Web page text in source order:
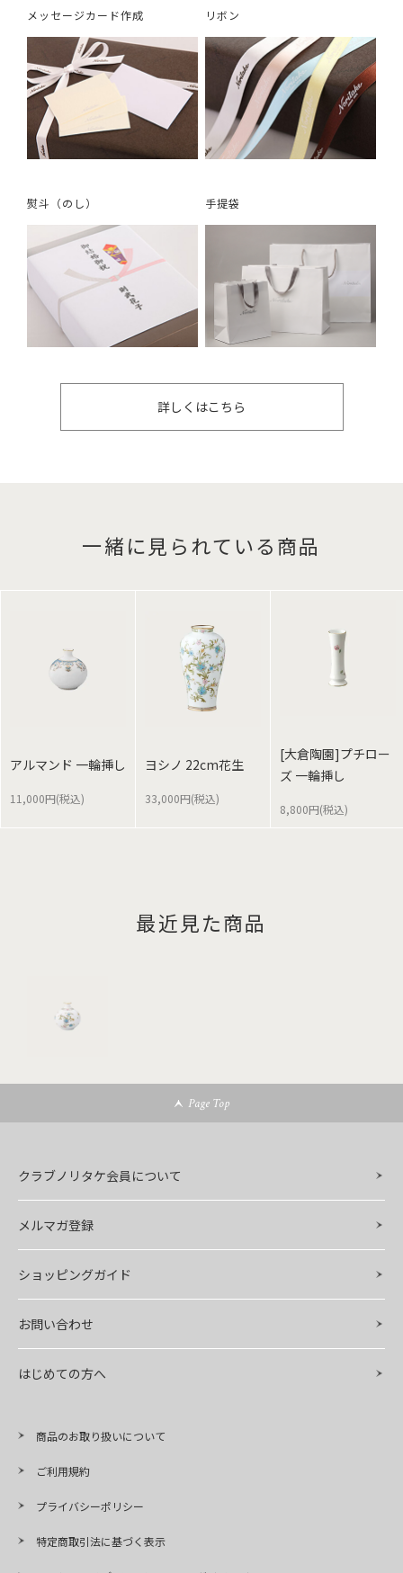
メッセージカード作成 リボン
熨斗（のし） 手提袋
詳しくはこちら
一緒に見られている商品
アルマンド 一輪挿し
11,000円(税込)
ヨシノ 22cm花生
33,000円(税込)
[大倉陶園]プチロー
ズ 一輪挿し
8,800円(税込)
最近見た商品
Page Top
クラブノリタケ会員について
メルマガ登録
ショッピングガイド
お問い合わせ
はじめての方へ
商品のお取り扱いについて
ご利用規約
プライバシーポリシー
特定商取引法に基づく表示